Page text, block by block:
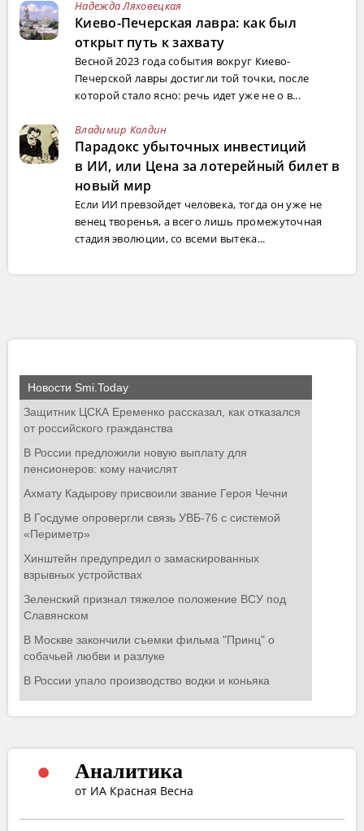
Надежда Ляховецкая
Киево-Печерская лавра: как был
открыт путь к захвату
Весной 2023 года события вокруг Киево-
Печерской лавры достигли той точки, после
которой стало ясно: речь идет уже не о в...
Владимир Колдин
Парадокс убыточных инвестиций
в ИИ, или Цена за лотерейный билет в
новый мир
Если ИИ превзойдет человека, тогда он уже не
венец творенья, а всего лишь промежуточная
стадия эволюции, со всеми вытека...
Аналитика
от ИА Красная Весна